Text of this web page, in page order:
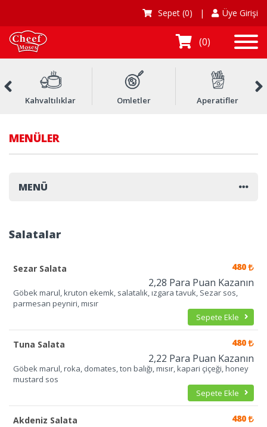
Sepet (0) | Üye Girişi
0
Kahvaltılıklar Omletler Aperatifler
MENÜLER
MENÜ
Salatalar
Sezar Salata 480
2,28 Para Puan Kazanın
Göbek marul, kruton ekemk, salatalık, ızgara tavuk, Sezar sos,
parmesan peyniri, mısır
Sepete Ekle
Tuna Salata 480
2,22 Para Puan Kazanın
Göbek marul, roka, domates, ton balığı, mısır, kapari çiçeği, honey
mustard sos
Sepete Ekle
Akdeniz Salata 480